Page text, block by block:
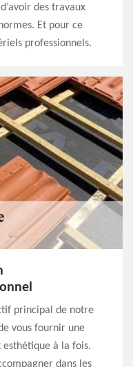
des travaux
Et pour ce
professionnels.
principal de notre
vous fournir une
à la fois.
dans les